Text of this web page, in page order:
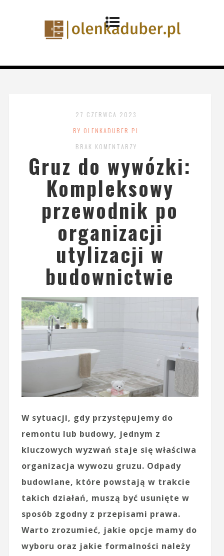
27 CZERWCA 2023
BY OLENKADUBER.PL
BRAK KOMENTARZY
Gruz do wywózki:
Kompleksowy
przewodnik po
organizacji
utylizacji w
budownictwie
W sytuacji, gdy przystępujemy do
remontu lub budowy, jednym z
kluczowych wyzwań staje się właściwa
organizacja wywozu gruzu. Odpady
budowlane, które powstają w trakcie
takich działań, muszą być usunięte w
sposób zgodny z przepisami prawa.
Warto zrozumieć, jakie opcje mamy do
wyboru oraz jakie formalności należy